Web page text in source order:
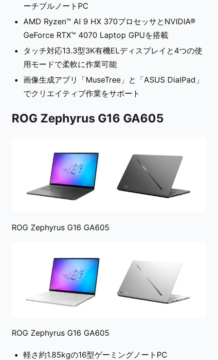
ーチブルノートPC
AMD Ryzen™ AI 9 HX 370プロセッサとNVIDIA®
GeForce RTX™ 4070 Laptop GPUを搭載
タッチ対応13.3型3K有機ELディスプレイと4つの使
用モードで柔軟に作業可能
画像生成アプリ「MuseTree」と「ASUS DialPad」
でクリエイティブ作業をサポート
ROG Zephyrus G16 GA605
ROG Zephyrus G16 GA605
ROG Zephyrus G16 GA605
軽さ約1.85kgの16型ゲーミングノートPC